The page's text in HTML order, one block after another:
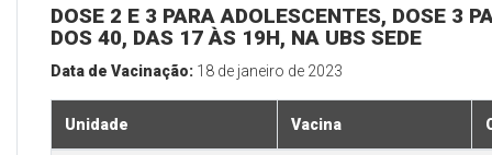
DOSE 2 E 3 PARA ADOLESCENTES, DOSE 3
DOS 40, DAS 17 ÀS 19H, NA UBS SEDE
Data de Vacinação: 18 de janeiro de 2023
Unidade Vacina